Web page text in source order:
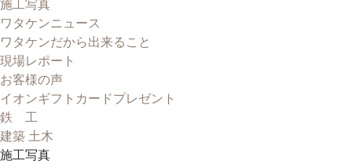
施工写真
ワタケンニュース
ワタケンだから出来ること
現場レポート
お客様の声
イオンギフトカードプレゼント
鉄 工
建築 土木
施工写真